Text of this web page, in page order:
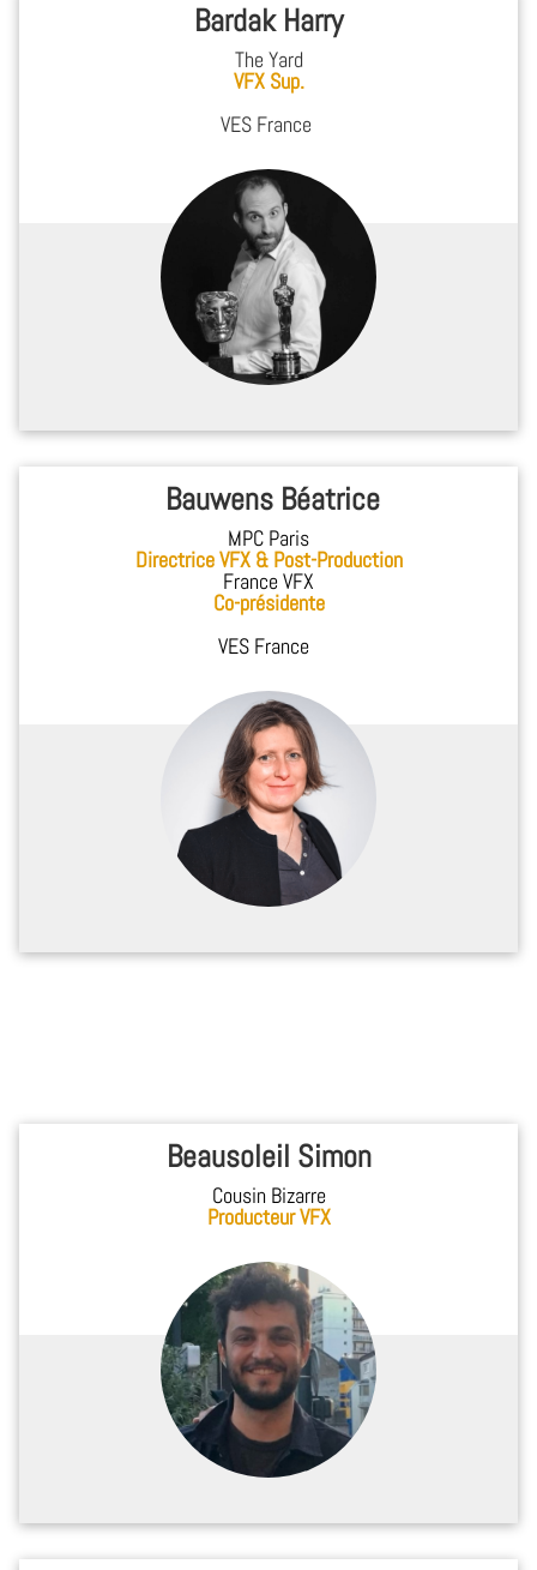
Bardak Harry
The Yard
VFX Sup.
VES France
Bauwens Béatrice
MPC Paris
Directrice VFX & Post-Production
France VFX
Co-présidente
VES France
Beausoleil Simon
Cousin Bizarre
Producteur VFX